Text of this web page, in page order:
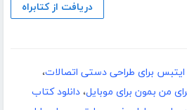
دریافت از کتابراه
برای طراحی دستی اتصالات،
من بمون برای موبایل، دانلود کتاب